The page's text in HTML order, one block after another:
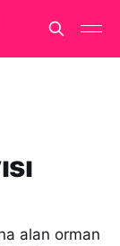
alan orman